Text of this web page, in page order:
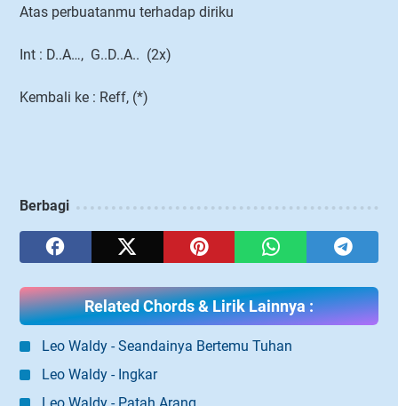
Atas perbuatanmu terhadap diriku
Int : D..A…, G..D..A.. (2x)
Kembali ke : Reff, (*)
Berbagi
Related Chords & Lirik Lainnya :
Leo Waldy - Seandainya Bertemu Tuhan
Leo Waldy - Ingkar